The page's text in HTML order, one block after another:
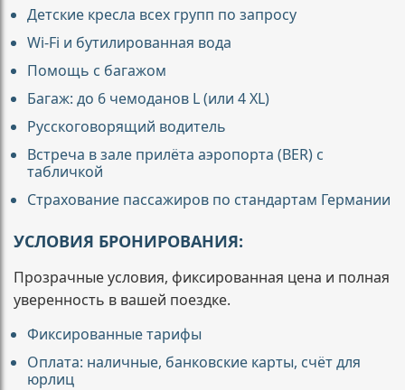
Детские кресла всех групп по запросу
Wi-Fi и бутилированная вода
Помощь с багажом
Багаж: до 6 чемоданов L (или 4 XL)
Русскоговорящий водитель
Встреча в зале прилёта аэропорта (BER) с
табличкой
Страхование пассажиров по стандартам Германии
УСЛОВИЯ БРОНИРОВАНИЯ:
Прозрачные условия, фиксированная цена и полная
уверенность в вашей поездке.
Фиксированные тарифы
Оплата: наличные, банковские карты, счёт для
юрлиц